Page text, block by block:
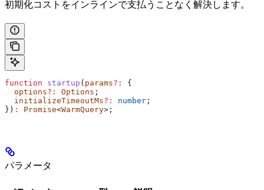
初期化コストをインラインで支払うことなく解決します。
function startup ( params?:
{
  options
?: Options ;
  initializeTimeoutMs
?: number ;
}) : Promise<WarmQuery>;
パラメータ